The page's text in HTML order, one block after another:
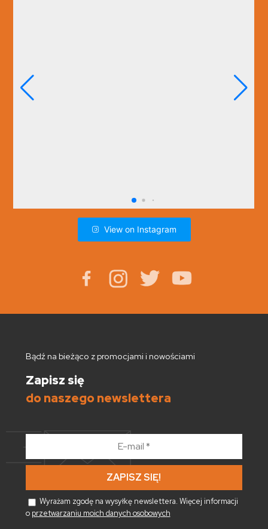
View on Instagram
Bądź na bieżąco z promocjami i nowościami
Zapisz się
do naszego newslettera
*
Wyrażam zgodę na wysyłkę newslettera. Więcej informacji
o przetwarzaniu moich danych osobowych